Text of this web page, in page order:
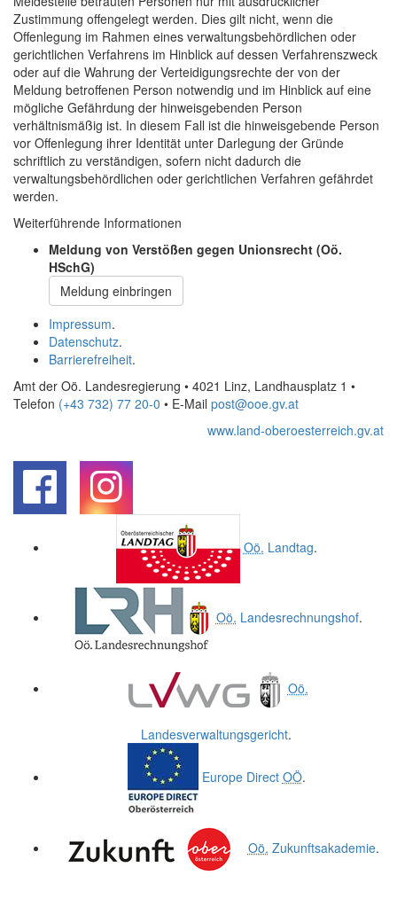
Zustimmung offengelegt werden. Dies gilt nicht, wenn die
Offenlegung im Rahmen eines verwaltungsbehördlichen oder
gerichtlichen Verfahrens im Hinblick auf dessen Verfahrenszweck
oder auf die Wahrung der Verteidigungsrechte der von der
Meldung betroffenen Person notwendig und im Hinblick auf eine
mögliche Gefährdung der hinweisgebenden Person
verhältnismäßig ist. In diesem Fall ist die hinweisgebende Person
vor Offenlegung ihrer Identität unter Darlegung der Gründe
schriftlich zu verständigen, sofern nicht dadurch die
verwaltungsbehördlichen oder gerichtlichen Verfahren gefährdet
werden.
Weiterführende Informationen
Meldung von Verstößen gegen Unionsrecht (Oö.
HSchG)
Meldung einbringen
Impressum.
Datenschutz.
Barrierefreiheit.
Amt der Oö. Landesregierung • 4021 Linz, Landhausplatz 1 •
Telefon (+43 732) 77 20-0 • E-Mail post@ooe.gv.at
www.land-oberoesterreich.gv.at
Oö. Landtag.
Oö. Landesrechnungshof.
Oö.
Landesverwaltungsgericht.
Europe Direct OÖ.
Oö. Zukunftsakademie.